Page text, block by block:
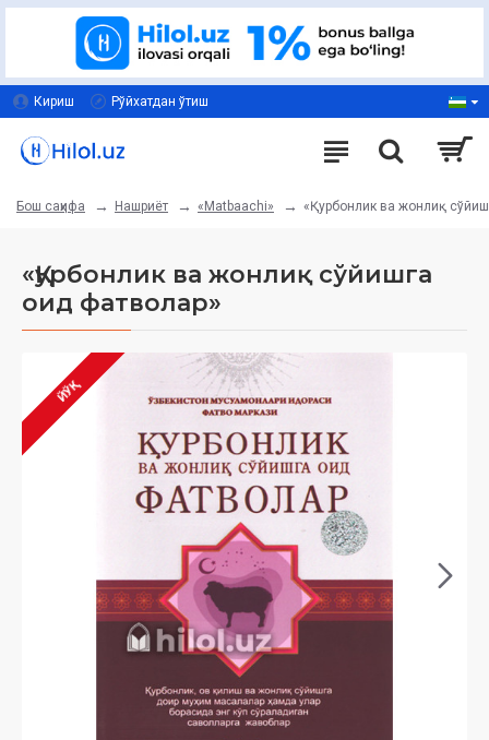
Кириш Рўйхатдан ўтиш
Бош саҳифа Нашриёт «Matbaachi» «Қурбонлик ва жонлиқ
«Қурбонлик ва жонлиқ сўйишга
оид фатволар»
ЙЎҚ